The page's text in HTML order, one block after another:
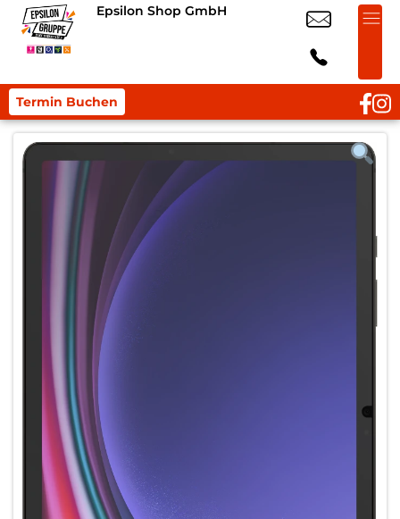
Epsilon Shop GmbH
Termin Buchen